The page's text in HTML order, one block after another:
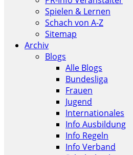
Spielen & Lernen
Schach von A-Z
Sitemap
Archiv
Blogs
Alle Blogs
Bundesliga
Frauen
Jugend
Internationales
Info Ausbildung
Info Regeln
Info Verband